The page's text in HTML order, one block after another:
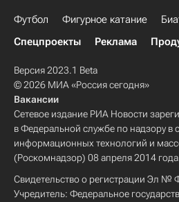
Футбол Фигурное катание
Спецпроекты
Реклама
Версия 2023.1 Beta
© 2026 МИА «Россия сегодня»
Вакансии
Сетевое издание РИА Новости
в Федеральной службе по надзору в
информационных технологий и
(Роскомнадзор) 08 апреля 2014 года.
Свидетельство о регистрации Эл №
Учредитель: Федеральное